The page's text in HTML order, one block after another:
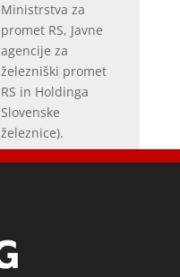
Ministrstva za
promet RS, Javne
agencije za
železniški promet
RS in Holdinga
Slovenske
železnice).